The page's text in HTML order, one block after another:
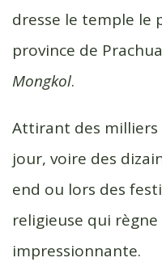
b
o
k
t
e
a
g
dresse le temple le
province de
Mongkol.
Attirant des milliers
jour, voire des
end ou lors des
religieuse qui règne
impressionnante.